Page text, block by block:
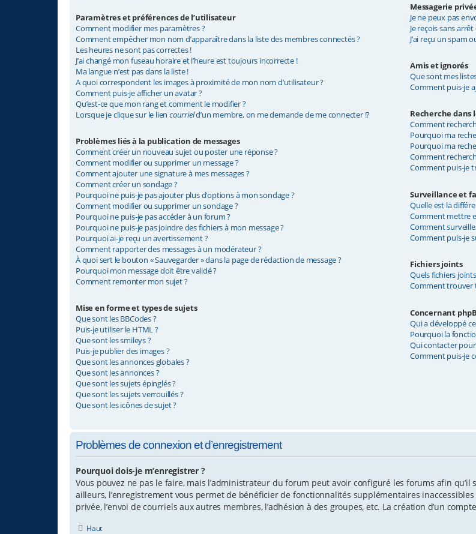
Paramètres et préférences de l’utilisateur
Comment modifier mes paramètres ?
Comment empêcher mon nom d’apparaître dans la liste des membres connectés ?
Les heures ne sont pas correctes !
J’ai changé mon fuseau horaire et l’heure est toujours incorrecte !
Ma langue n’est pas dans la liste !
A quoi correspondent les images à proximité de mon nom d’utilisateur ?
Comment puis-je afficher un avatar ?
Qu’est-ce que mon rang et comment le modifier ?
Lorsque je clique sur le lien courrield’un membre, on me demande de me connecter !?
Problèmes liés à la publication de messages
Comment créer un nouveau sujet ou poster une réponse ?
Comment modifier ou supprimer un message ?
Comment ajouter une signature à mes messages ?
Comment créer un sondage ?
Pourquoi ne puis-je pas ajouter plus d’options à mon sondage ?
Comment modifier ou supprimer un sondage ?
Pourquoi ne puis-je pas accéder à un forum ?
Pourquoi ne puis-je pas joindre des fichiers à mon message ?
Pourquoi ai-je reçu un avertissement ?
Comment rapporter des messages à un modérateur ?
À quoi sert le bouton « Sauvegarder » dans la page de rédaction de message ?
Pourquoi mon message doit être validé ?
Comment remonter mon sujet ?
Mise en forme et types de sujets
Que sont les BBCodes ?
Puis-je utiliser le HTML ?
Que sont les smileys ?
Puis-je publier des images ?
Que sont les annonces globales ?
Que sont les annonces ?
Que sont les sujets épinglés ?
Que sont les sujets verrouillés ?
Que sont les icônes de sujet ?
Messagerie
Je ne peux pas
Je reçois sans
J’ai reçu un spam
Amis et ignorés
Que sont mes
Comment puis-je
Recherche dans
Comment
Pourquoi ma
Pourquoi ma
Comment
Comment puis-je
Surveillance et
Quelle est la
Comment mettre
Comment
Comment puis-je
Fichiers joints
Quels fichiers
Comment trouver
Concernant
Qui a développé
Pourquoi la
Qui contacter
Comment puis-je
Problèmes de connexion et d’enregistrement
Pourquoi dois-je m’enregistrer ?
Vous pouvez ne pas le faire, mais l’administrateur du forum peut avoir configuré les forums afin qu’il
ailleurs, l’enregistrement vous permet de bénéficier de fonctionnalités supplémentaires
privée, l’envoi de courriels aux autres membres, l’adhésion à des groupes, etc. La création d’un
Haut